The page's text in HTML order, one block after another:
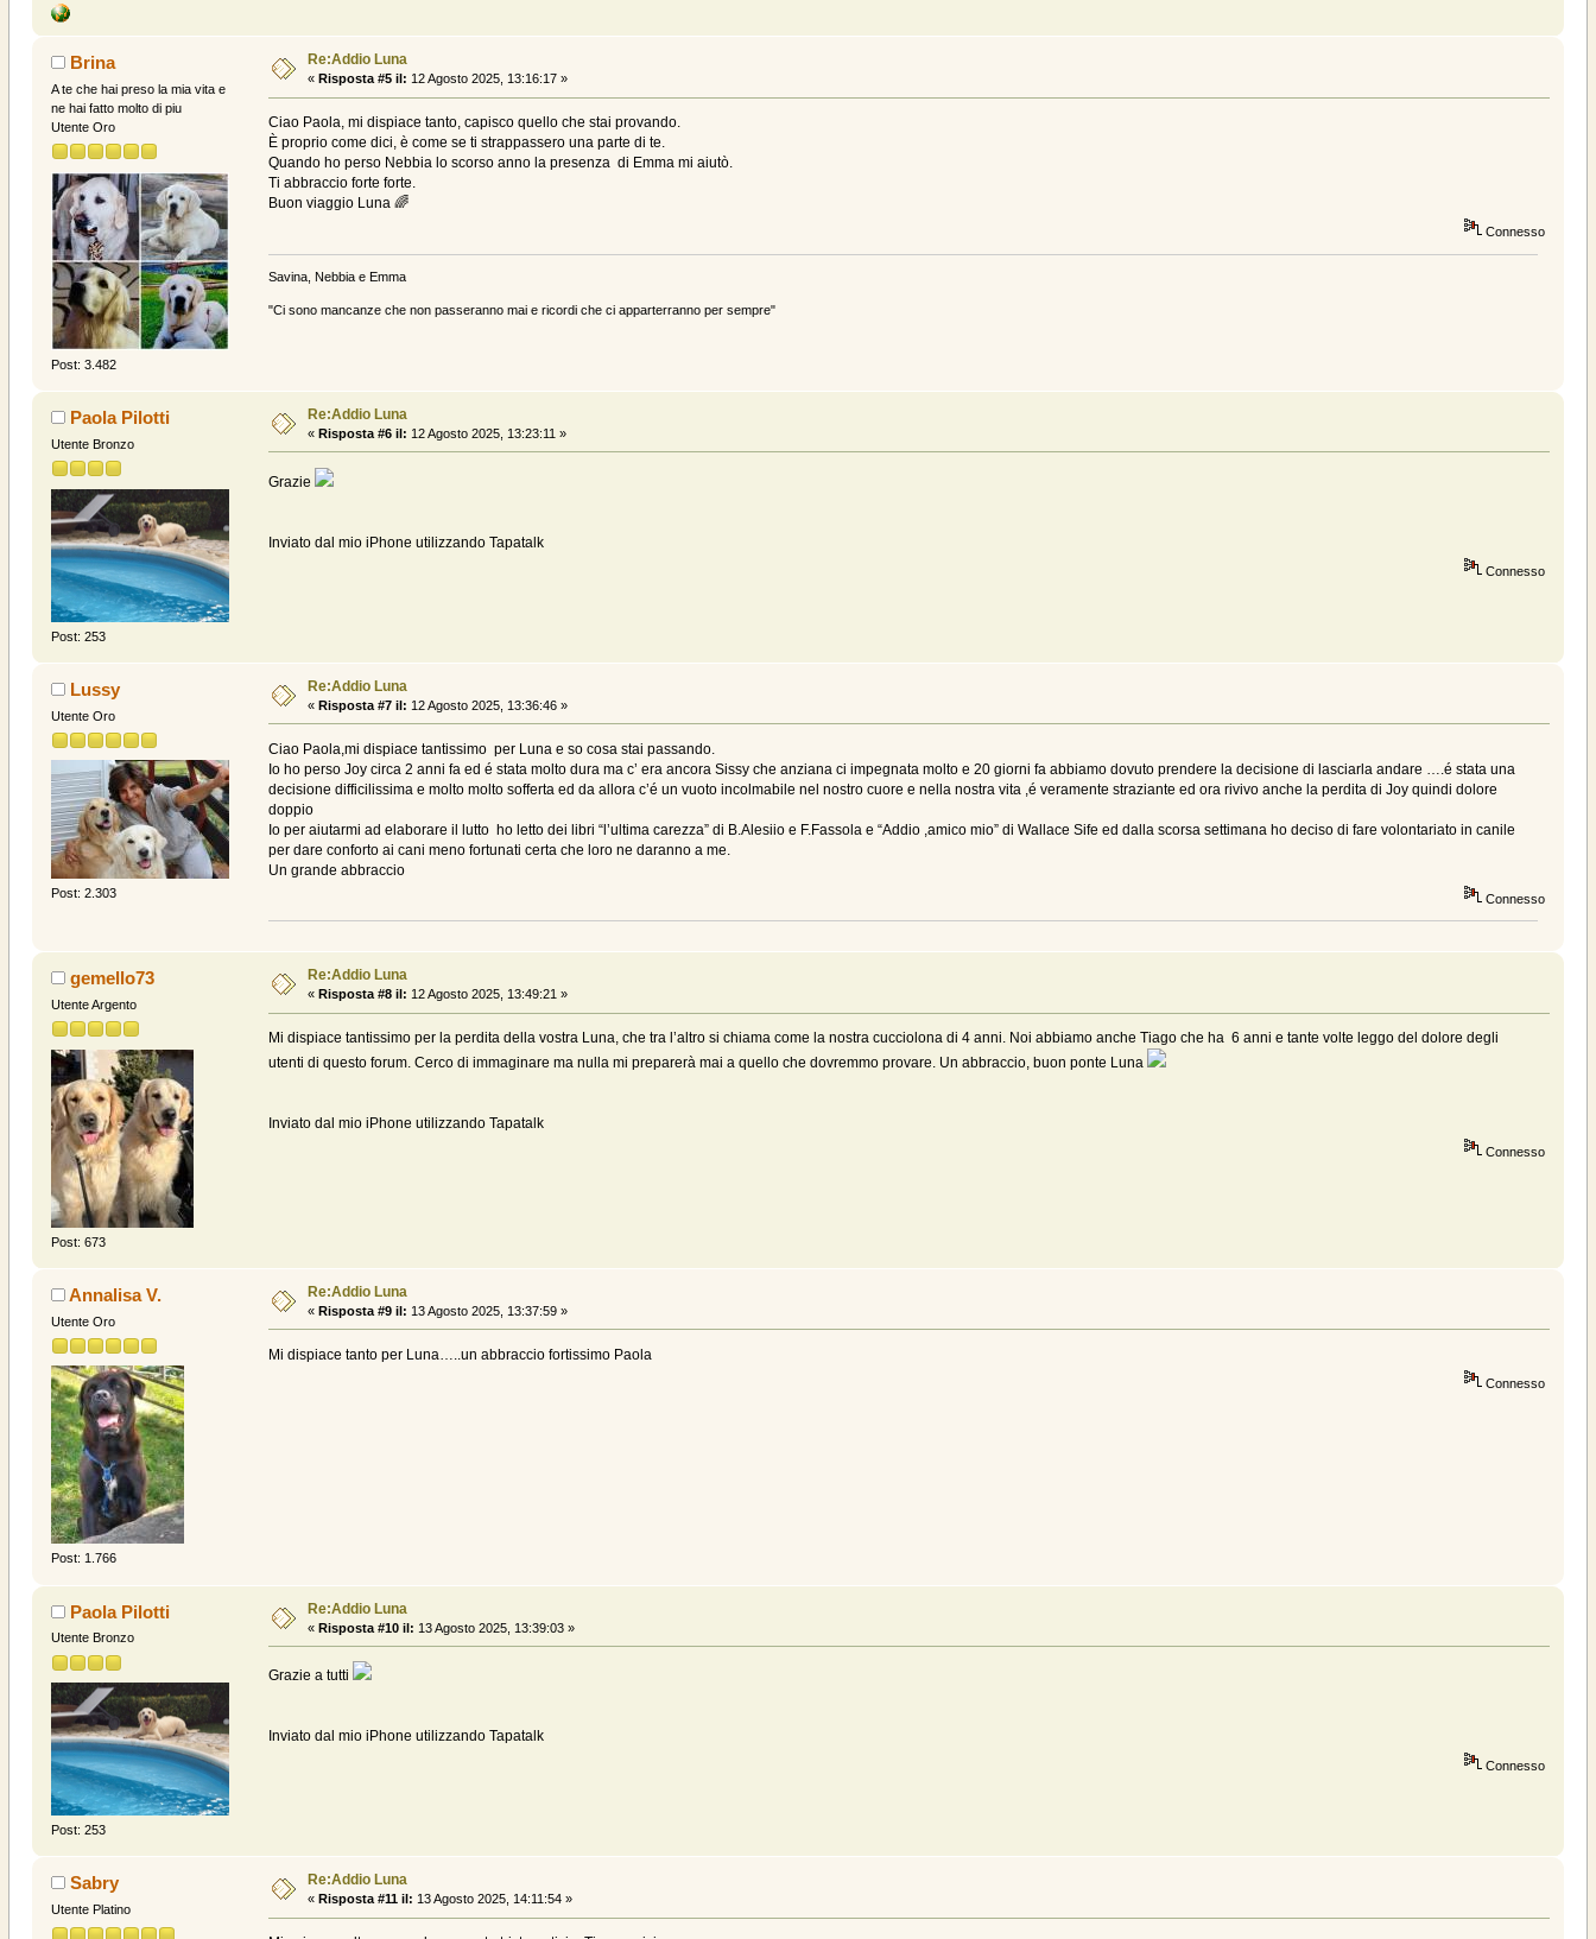
Brina
A te che hai preso la mia vita e
ne hai fatto molto di piu
Utente Oro
Post: 3.482
Re:Addio Luna
« Risposta #5 il: 12 Agosto 2025, 13:16:17 »
Ciao Paola, mi dispiace tanto, capisco quello che stai provando.
È proprio come dici, è come se ti strappassero una parte di te.
Quando ho perso Nebbia lo scorso anno la presenza di Emma mi aiutò.
Ti abbraccio forte forte.
Buon viaggio Luna 🌈
Connesso
Savina, Nebbia e Emma
"Ci sono mancanze che non passeranno mai e ricordi che ci apparterranno per sempre"
Paola Pilotti
Utente Bronzo
Post: 253
Re:Addio Luna
« Risposta #6 il: 12 Agosto 2025, 13:23:11 »
Grazie
Inviato dal mio iPhone utilizzando Tapatalk
Connesso
Lussy
Utente Oro
Post: 2.303
Re:Addio Luna
« Risposta #7 il: 12 Agosto 2025, 13:36:46 »
Ciao Paola,mi dispiace tantissimo per Luna e so cosa stai passando.
Io ho perso Joy circa 2 anni fa ed é stata molto dura ma c’ era ancora Sissy che anziana ci impegnata molto e 20 giorni fa abbiamo dovuto prendere la decisione di lasciarla andare ….é stata una
decisione difficilissima e molto molto sofferta ed da allora c’é un vuoto incolmabile nel nostro cuore e nella nostra vita ,é veramente straziante ed ora rivivo anche la perdita di Joy quindi dolore
doppio
Io per aiutarmi ad elaborare il lutto ho letto dei libri “l’ultima carezza” di B.Alesiio e F.Fassola e “Addio ,amico mio” di Wallace Sife ed dalla scorsa settimana ho deciso di fare volontariato in canile
per dare conforto ai cani meno fortunati certa che loro ne daranno a me.
Un grande abbraccio
Connesso
gemello73
Utente Argento
Post: 673
Re:Addio Luna
« Risposta #8 il: 12 Agosto 2025, 13:49:21 »
Mi dispiace tantissimo per la perdita della vostra Luna, che tra l’altro si chiama come la nostra cucciolona di 4 anni. Noi abbiamo anche Tiago che ha 6 anni e tante volte leggo del dolore degli
utenti di questo forum. Cerco di immaginare ma nulla mi preparerà mai a quello che dovremmo provare. Un abbraccio, buon ponte Luna
Inviato dal mio iPhone utilizzando Tapatalk
Connesso
Annalisa V.
Utente Oro
Post: 1.766
Re:Addio Luna
« Risposta #9 il: 13 Agosto 2025, 13:37:59 »
Mi dispiace tanto per Luna…..un abbraccio fortissimo Paola
Connesso
Paola Pilotti
Utente Bronzo
Post: 253
Re:Addio Luna
« Risposta #10 il: 13 Agosto 2025, 13:39:03 »
Grazie a tutti
Inviato dal mio iPhone utilizzando Tapatalk
Connesso
Sabry
Utente Platino
Re:Addio Luna
« Risposta #11 il: 13 Agosto 2025, 14:11:54 »